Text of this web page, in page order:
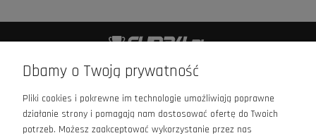
+48 601 426 989
Infolinia czynna:
Pn - Pt: 9:00 - 16:00
Dbamy o Twoją prywatność
Pliki cookies i pokrewne im technologie umożliwiają poprawne
działanie strony i pomagają nam dostosować ofertę do Twoich
potrzeb. Możesz zaakceptować wykorzystanie przez nas